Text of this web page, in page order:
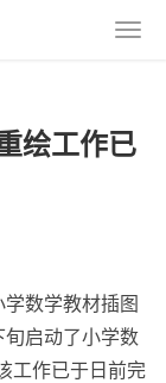
绘工作已
数学教材插图
启动了小学数
工作已于日前完